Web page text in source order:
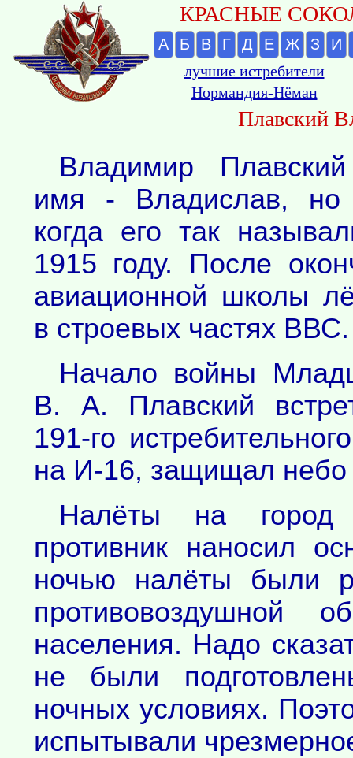
КРАСНЫЕ
А Б В Г Д Е Ж З И
лучшие истребители
Нормандия-Нёман
Плавский
Владимир
имя - Владислав,
когда его так
1915 году. После
авиационной школы
в строевых частях ВВС.
Начало войны
В. А. Плавский
191-го
на И-16, защищал небо
Налёты на город
противник наносил
ночью налёты были
противовоздушной
населения. Надо
не были
ночных условиях.
испытывали